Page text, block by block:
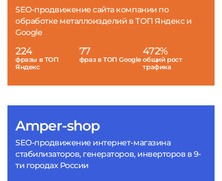
Amper-shop
SEO-продвижение интернет-магазина
стабилизаторов, генераторов, инверторов в 9-
ти городах России
SEO-продвижение сайта компании по
обработке металлоизделий в ТОП Яндекс и
Google
224
фразы в ТОП
Яндекс
77
фраз в ТОП Google
472%
общий рост
трафика